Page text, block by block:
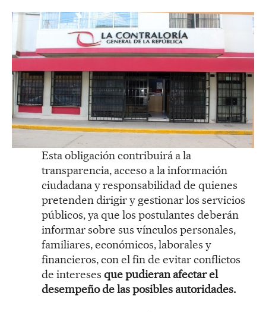
Esta obligación contribuirá a la
transparencia, acceso a la información
ciudadana y responsabilidad de quienes
pretenden dirigir y gestionar los servicios
públicos, ya que los postulantes deberán
informar sobre sus vínculos personales,
familiares, económicos, laborales y
financieros, con el fin de evitar conflictos
de intereses que pudieran afectar el
desempeño de las posibles autoridades.